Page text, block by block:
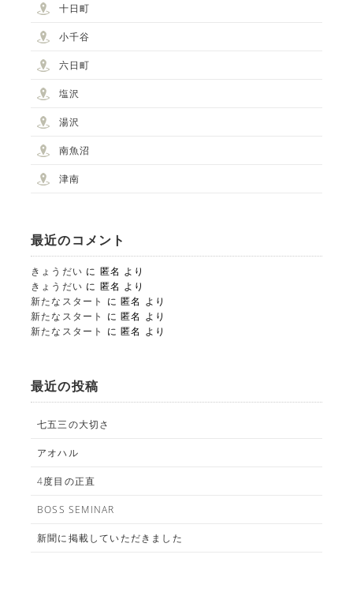
ALBUM事業部
tel.
十日町
小千谷
六日町
塩沢
湯沢
南魚沼
津南
最近のコメント
きょうだい に 匿名 より
きょうだい に 匿名 より
新たなスタート
に 匿名
より
新たなスタート
に 匿名
より
新たなスタート
に 匿名 より
最近の投稿
七五三の大切さ
アオハル
4度目の正直
BOSS SEMINAR
新聞に掲載していただきました